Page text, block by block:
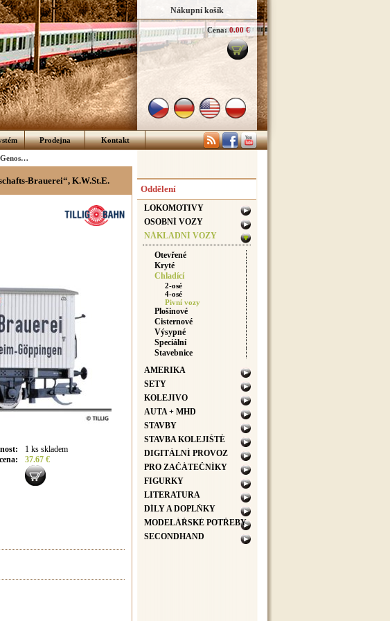
Nákupní košík
Cena: 0.00 €
Prodejna Kontakt
Pivní chladící vůz "I. Württemb. Genossenschafts-Brauerei“, K.W.St.E.
Brauerei“, K.W.St.E.
:
1 ks skladem
: 37.67 €
Oddělení
LOKOMOTIVY
OSOBNÍ VOZY
NÁKLADNÍ VOZY
Otevřené
Kryté
Chladící
2-osé
4-osé
Pivní vozy
Plošinové
Cisternové
Výsypné
Speciální
Stavebnice
AMERIKA
SETY
KOLEJIVO
AUTA + MHD
STAVBY
STAVBA KOLEJIŠTĚ
DIGITÁLNÍ PROVOZ
PRO ZAČÁTEČNÍKY
FIGURKY
LITERATURA
DÍLY A DOPLŇKY
MODELÁŘSKÉ POTŘEBY
SECONDHAND